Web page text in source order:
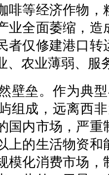
啡等经济作物
业全面萎缩，
者仅修建港口
、农业薄弱、服
垒。作为典型
组成，远离西
国内市场，严
上的生活物资
模化消费市场